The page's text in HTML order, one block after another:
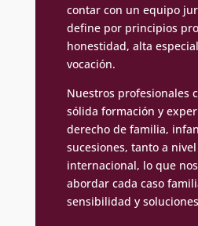
contar con un equipo
define por principios
honestidad, alta
vocación.
Nuestros profesionales
sólida formación y
derecho de familia,
sucesiones, tanto a
internacional, lo que
abordar cada caso
sensibilidad y